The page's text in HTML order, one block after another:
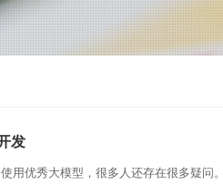
发
用优秀大模型，很多人还存在很多疑问